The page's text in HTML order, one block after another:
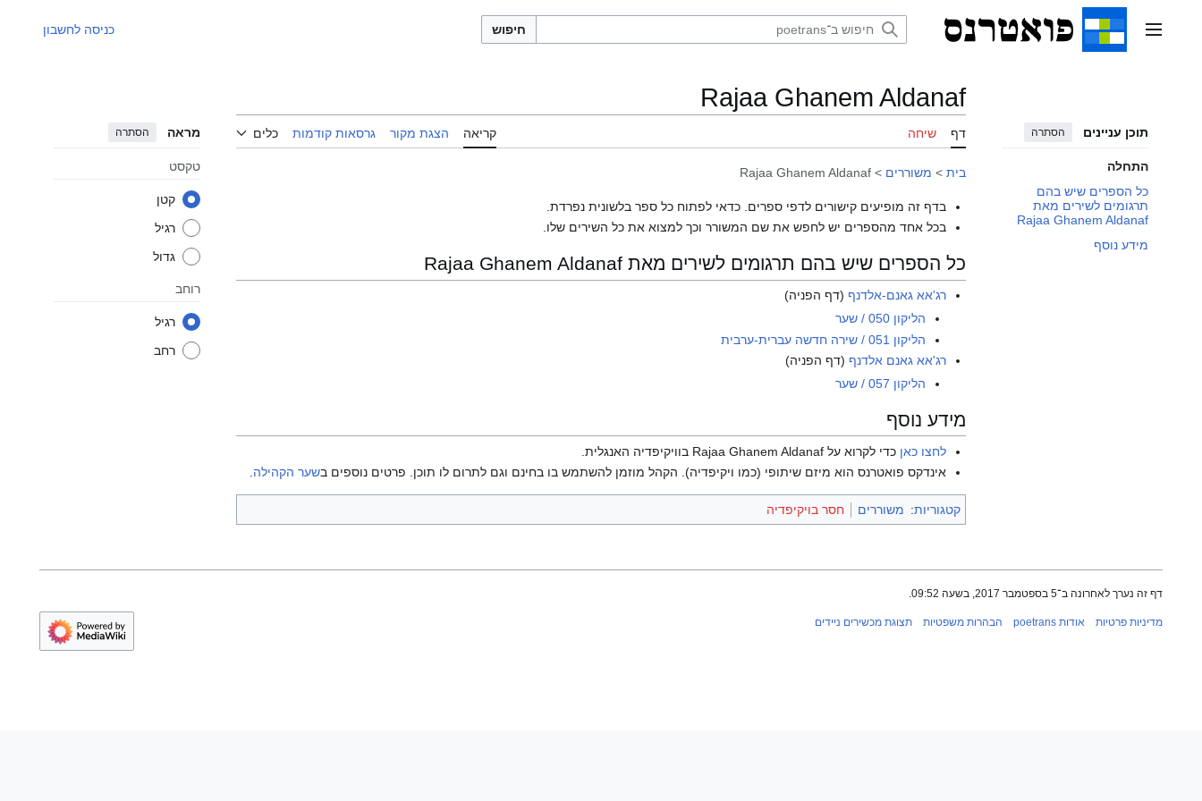
תפריט ראשי חיפוש כניסה לחשבון
תוכן עניינים הסתרה
התחלה
כל הספרים שיש בהם
תרגומים לשירים מאת
Rajaa Ghanem Aldanaf
מידע נוסף
Rajaa Ghanem Aldanaf
דף שיחה קריאה הצגת מקור גרסאות קודמות כלים מראה הסתרה
טקסט
קטן
רגיל
גדול
רוחב
רגיל
רחב
בית > משוררים >
Rajaa Ghanem Aldanaf
בדף זה מופיעים קישורים לדפי ספרים. כדאי לפתוח כל ספר בלשונית נפרדת.
בכל אחד מהספרים יש לחפש את שם המשורר וכך למצוא את כל השירים שלו.
כל הספרים שיש בהם תרגומים לשירים מאת Rajaa Ghanem Aldanaf
רג'אא גאנם-אלדנף (דף הפניה)
הליקון 050 / שער
הליקון 051 / שירה חדשה עברית-ערבית
רג'אא גאנם אלדנף (דף הפניה)
הליקון 057 / שער
מידע נוסף
לחצו כאן כדי לקרוא על Rajaa Ghanem Aldanaf בוויקיפדיה האנגלית.
אינדקס פואטרנס הוא מיזם שיתופי (כמו ויקיפדיה). הקהל מוזמן להשתמש בו בחינם וגם לתרום לו תוכן. פרטים נוספים בשער הקהילה
קטגוריות: משוררים חסר בויקיפדיה
דף זה נערך לאחרונה ב־5 בספטמבר 2017, בשעה 09:52.
מדיניות פרטיות אודות poetrans הבהרות משפטיות תצוגת מכשירים ניידים